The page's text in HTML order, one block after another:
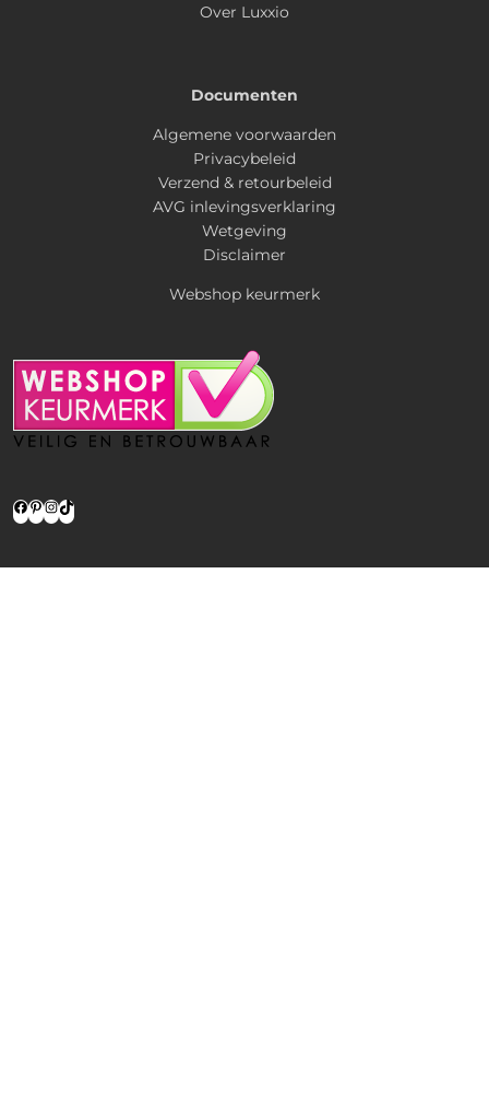
Over Luxxio
Documenten
Algemene voorwaarden
Privacybeleid
Verzend & retourbeleid
AVG inlevingsverklaring
Wetgeving
Disclaimer
Webshop keurmerk
Facebook
Pinterest
Instagram
TikTok